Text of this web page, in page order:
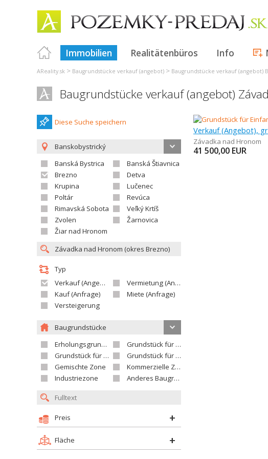
Immobilien Realitätenbüros Info
AReality.sk > Baugrundstücke verkauf (angebot) > Baugrundstücke verkauf (angebot)
Baugrundstücke verkauf (angebot)
Diese Suche speichern
Banskobystrický
Banská Bystrica
Banská Štiavnica
Brezno
Detva
Krupina
Lučenec
Poltár
Revúca
Rimavská Sobota
Veľký Krtíš
Zvolen
Žarnovica
Žiar nad Hronom
Typ
Verkauf (Angebot)
Vermietung (Angebot)
Kauf (Anfrage)
Miete (Anfrage)
Versteigerung
Baugrundstücke
Erholungsgrundstück
Grundstück für Einfamilienhäuser
Grundstück für Wohnhäuser
Grundstück für Versorgungseinrichtungen
Gemischte Zone
Kommerzielle Zone
Industriezone
Anderes Baugrundstück
Preis
Fläche
Závadka nad Hronom
41 500,00 EUR